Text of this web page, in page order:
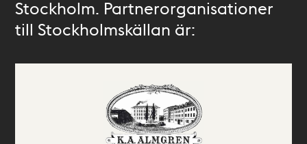
Stockholm. Partnerorganisationer
till Stockholmskällan är: